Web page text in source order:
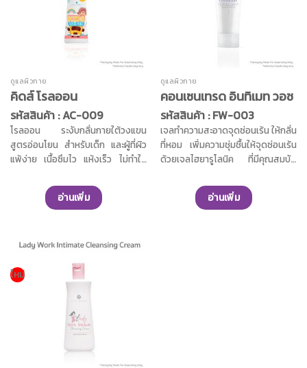
ชั่วโมง คุณค่าจากสารสกัดแตงช่วย
กระชับรูขุมขน ช่วยให้ผิดูเนียนน่า
สัมผัส ช่วยปกป้องและฟื้นบำรุงผิวใต้
จากสารสกัดธรรมชาติจากการหมัก
ใบไผ่ด้วยจุลินทรีย์ ช่วยลดเลือนริ้ว
รอย ช่วยปรับสภาพผิวให้กระจ่างใส
เผยผิวเนียนนุ่มน่าสัมผัส ช่วยให้รู้สึก
มั่นใจในวงแขนมากขึ้น
น้ำมันอาร์แกนออร์แกนิค สารสกัด
จากว่านหางจระเข้ และโกโก้บัตเตอร์
ช่วยฟื้นฟูผิวที่แห้งกร้านให้กลับมานุ่ม
ชุ่มชื้น และเรียบเนียนมากยิ่งขึ้น
ดูแลผิวกาย
คิดส์ โรลออน
รหัสสินค้า : AC-009
โรลออน ระงับกลิ่นกายใต้วงแขน
สูตรอ่อนโยน สำหรับเด็ก และผู้ที่ผิว
แพ้ง่าย เนื้อซึมไว แห้งเร็ว ไม่ทำให้
คราบขาว ช่วยลดการเกิดเหงื่อ และ
กลิ่นอับชื้นใต้วงแขนได้อย่างยาวนาน
สังเคราะห์ อุดมไปด้วยคุณค่าจากสาร
สกัด 9 ชนิด ได้แก่ สารสกัดออแกนิค
จากโกจิเบอร์รี่,สารสกัดจากว่านหาง
จระเข้,สารสกัดจากแตงกวา,สาร
สกัดจากดอกบัวหิมะ,สารสกัดจากรา
กมัลเบอรรี่,สารสกัดเมลอน,สารสกัด
จากผักเบี้ยใหญ่,อัลลานโทอิน และไบ
ซาโบลอล ช่วยลดการระคายเคืองผิว
ฟื้นฟูผิวให้กลับมาสุขภาพดี เพื่อผิว
อ่านเพิ่ม
ดูแลผิวกาย
คอนเซนเทรด อินทิเมท วอช
รหัสสินค้า : FW-003
เจลทำความสะอาดจุดซ่อนเร้น ให้กลิ่น
ที่หอม เพิ่มความชุ่มชื้นให้จุดซ่อนเร้น
ด้วยเจลไฮยารูโลนิค ที่มีคุณสมบัติ
ไฮยา 4 ชนิด ช่วยโอบอุ้มน้ำใต้ผิวได้
ถึง 200 เท่า ให้ผิวคงความชุ่มชื้น
อ่านเพิ่ม
ใหม่